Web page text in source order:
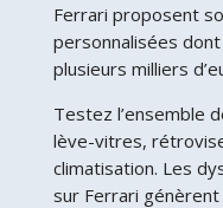
Ferrari proposent
personnalisées
plusieurs milliers
Testez l’ensemble
lève-vitres,
climatisation. Les
sur Ferrari